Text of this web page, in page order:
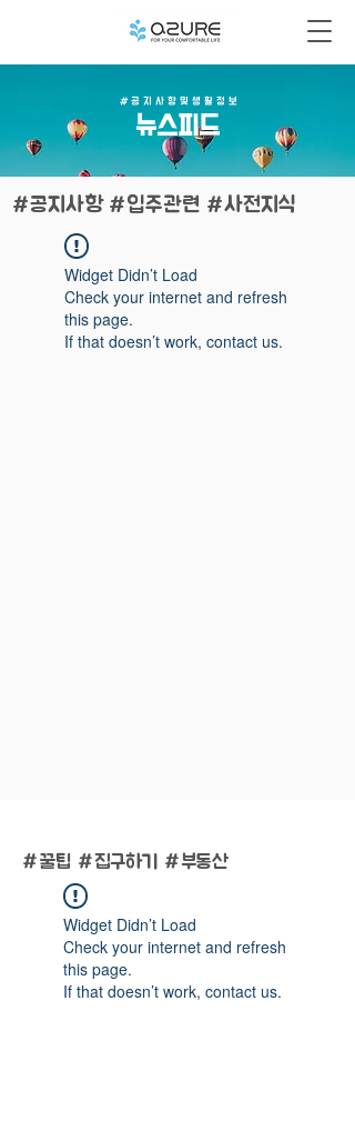
# 공 지 사 항 및 생 활 정 보
​뉴스피드
#공지사항 #입주관련 #사전지식
Widget Didn’t Load
Check your internet and refresh
this page.
If that doesn’t work, contact us.
#꿀팁 #집구하기 #부동산
Widget Didn’t Load
Check your internet and refresh
this page.
If that doesn’t work, contact us.